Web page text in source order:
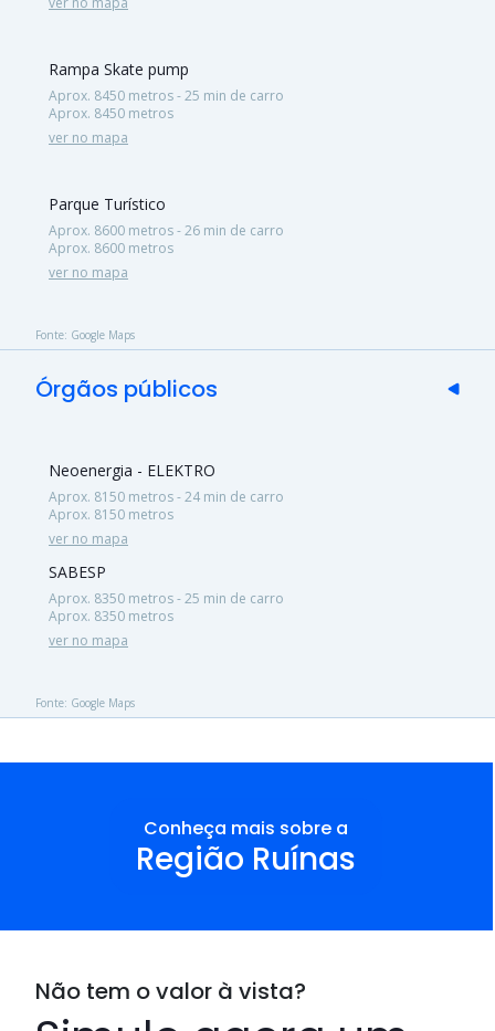
Rampa Skate pump
Aprox. 8450 metros - 25 min de carro
Aprox. 8450 metros
ver no mapa
Parque Turístico
Aprox. 8600 metros - 26 min de carro
Aprox. 8600 metros
ver no mapa
Fonte: Google Maps
Órgãos públicos
Neoenergia - ELEKTRO
Aprox. 8150 metros - 24 min de carro
Aprox. 8150 metros
ver no mapa
SABESP
Aprox. 8350 metros - 25 min de carro
Aprox. 8350 metros
ver no mapa
Fonte: Google Maps
Conheça mais sobre a
Região Ruínas
Não tem o valor à vista?